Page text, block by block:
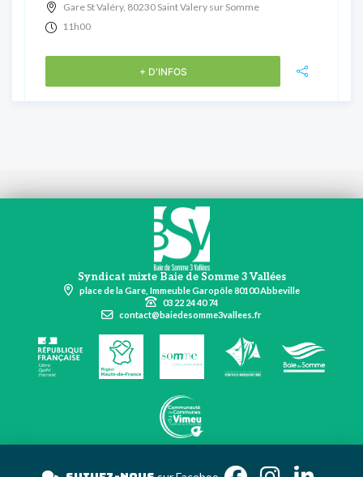
Gare St Valéry, 80230 Saint Valery sur Somme
11h00
+ D'INFOS
Syndicat mixte Baie de Somme 3 Vallées
place de la Gare, Immeuble Garopôle 80100 Abbeville
03 22 24 40 74
contact@baiedesomme3vallees.fr